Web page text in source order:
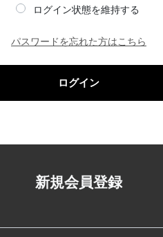
ログイン状態を維持する
パスワードを忘れた方はこちら
ログイン
新規会員登録